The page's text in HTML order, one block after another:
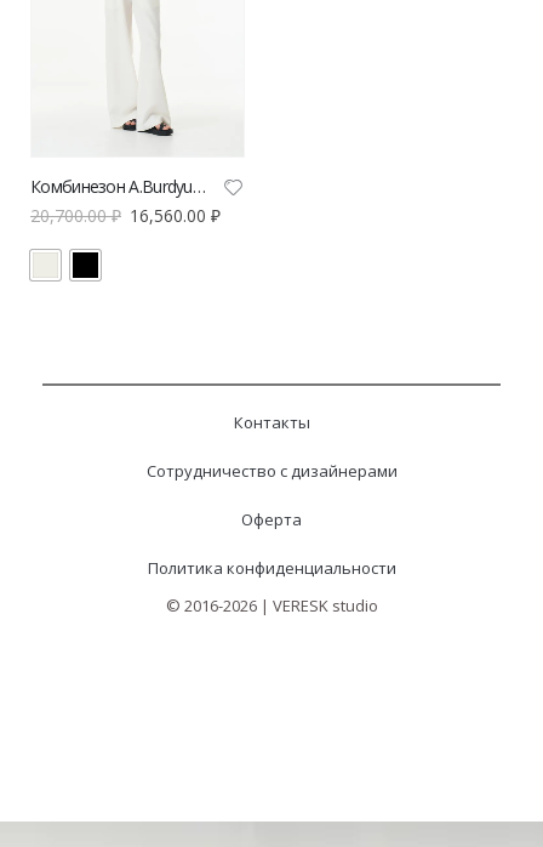
Комбинезон A.Burdyugova с открытыми плечами и акцентом на талии
20,700.00₽ 16,560.00 ₽
Контакты
Сотрудничество с дизайнерами
Оферта
Политика конфиденциальности
© 2016-2026 | VERESK studio